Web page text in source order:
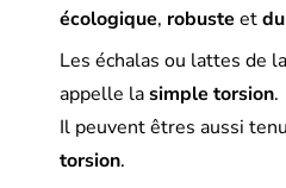
écologique, robuste et
Les échalas ou lattes de
appelle lasimple torsion.
Il peuvent êtres aussi
torsion.